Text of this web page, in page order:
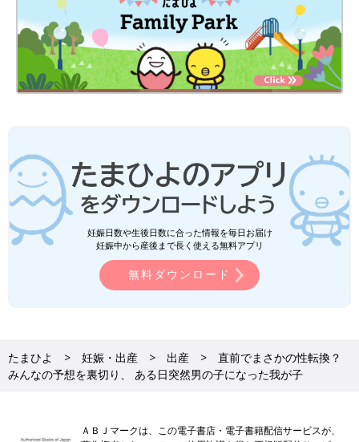
妊娠日数や生後日数に合った情報を毎日お届け
妊娠中から産後まで長く使える無料アプリ
無料ダウンロード
たまひよ 妊娠・出産 出産
直前でまさかの性転換？
みんなの予想を裏切り、 ある日突然男の子になった我が子
ＡＢＪマークは、この電子書店・電子書籍配信サービスが、